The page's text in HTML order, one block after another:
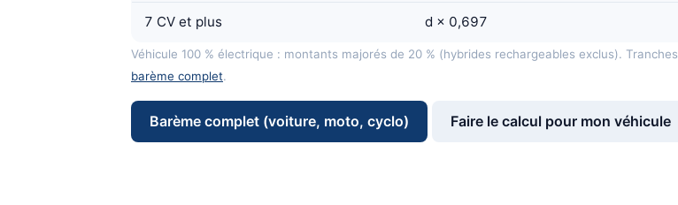
7 CV et plus d × 0,697
Véhicule 100 % électrique : montants majorés de 20 % (hybrides rechargeables exclus).
barème complet.
Barème complet (voiture, moto, cyclo) Faire le calcul pour mon véhicule